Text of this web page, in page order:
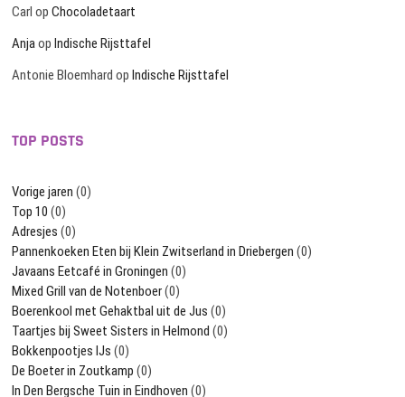
Carl opChocoladetaart
AnjaopIndische Rijsttafel
Antonie Bloemhard opIndische Rijsttafel
TOP POSTS
Vorige jaren (0)
Top 10 (0)
Adresjes (0)
Pannenkoeken Eten bij Klein Zwitserland in Driebergen (0)
Javaans Eetcafé in Groningen (0)
Mixed Grill van de Notenboer(0)
Boerenkool met Gehaktbal uit de Jus (0)
Taartjes bij Sweet Sisters in Helmond (0)
Bokkenpootjes IJs (0)
De Boeter in Zoutkamp (0)
In Den Bergsche Tuin in Eindhoven (0)